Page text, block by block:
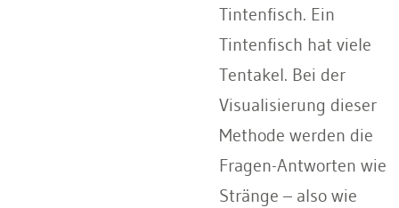
Tintenfisch. Ein
Tintenfisch hat viele
Tentakel. Bei der
Visualisierung dieser
Methode werden die
Fragen-Antworten wie
Stränge – also wie